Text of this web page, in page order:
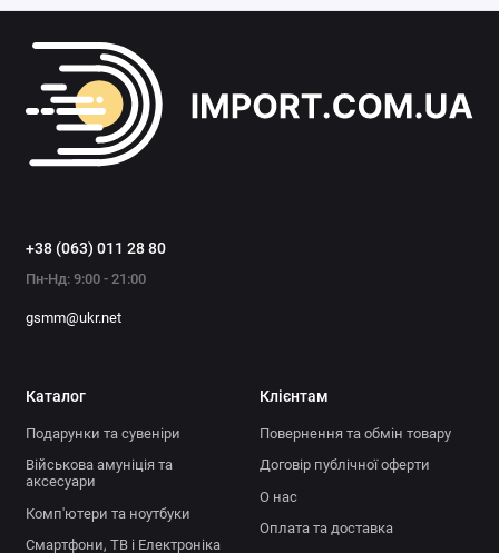
+38 (063) 011 28 80
Пн-Нд: 9:00 - 21:00
gsmm@ukr.net
Каталог
Подарунки та сувеніри
Військова амуніція та
аксесуари
Комп'ютери та ноутбуки
Смартфони, ТВ і Електроніка
Клієнтам
Повернення та обмін товару
Договір публічної оферти
О нас
Оплата та доставка